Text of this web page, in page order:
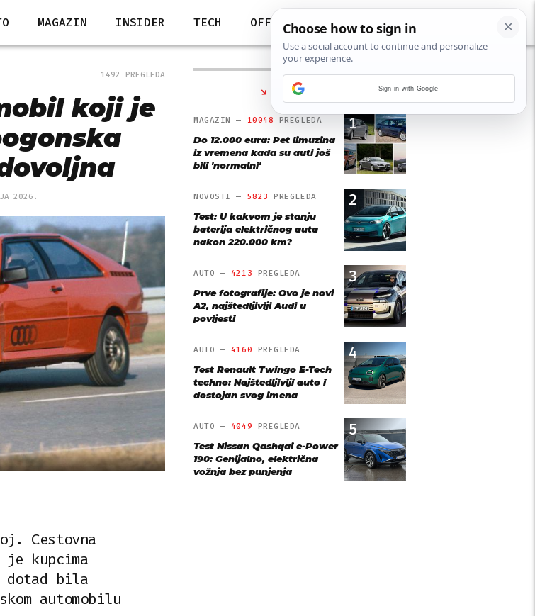
MAGAZIN INSIDER TECH OFF
1492 PREGLEDA
koji je
2026.
Cestovna
kupcima
bila
automobilu
NAJČITANIJE
1
MAGAZIN — 10048 PREGLEDA
Do 12.000 eura: Pet limuzina
iz vremena kada su auti još
bili 'normalni'
2
NOVOSTI — 5823 PREGLEDA
Test: U kakvom je stanju
baterija električnog auta
nakon 220.000 km?
3
AUTO — 4213 PREGLEDA
Prve fotografije: Ovo je novi
A2, najštedljiviji Audi u
povijesti
4
AUTO — 4160 PREGLEDA
Test Renault Twingo E-Tech
techno: Najštedljiviji auto i
dostojan svog imena
5
AUTO — 4049 PREGLEDA
Test Nissan Qashqai e-Power
190: Genijalno, električna
vožnja bez punjenja
Sign in with Google